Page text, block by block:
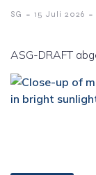
SG - 15 Juli 2026 -
ASG-DRAFT